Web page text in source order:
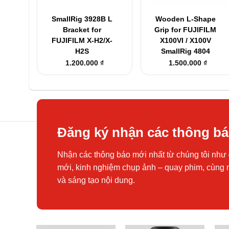
SmallRig 3928B L
Bracket for
FUJIFILM X-H2/X-
H2S
1.200.000 ₫
Wooden L-Shape
Grip for FUJIFILM
X100VI / X100V
SmallRig 4804
1.500.000₫
Đăng ký nhận các thông
Nhận các thông báo mới nhất từ chúng tôi
mới, kinh nghiệm chụp ảnh – quay phim,
và sáng tạo nội dung.